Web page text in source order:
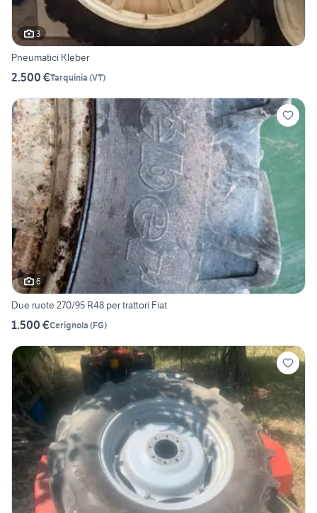
3
Pneumatici Kleber
2.500 €Tarquinia (VT)
6
Due ruote 270/95 R48 per trattori Fiat
1.500 €Cerignola (FG)